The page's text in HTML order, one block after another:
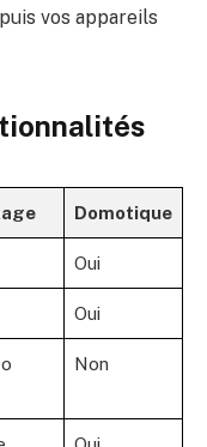
vos appareils
Domotique
Oui
Oui
Non